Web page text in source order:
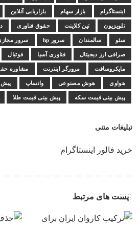
اینستاگرام بازار سهام بازاریابی آنلاین
تلویزیون تین کلاینت حقوق فناوری
سئو سالمندان سرور hp سرور
صرافی ارز دیجیتال فناوری آسیا فوتبال
مایکروسافت مرورگر اینترنت مشاوره
هواوی هوش مصنوعی واتساپ پیش
پیش بینی قیمت سکه پیش بینی قیمت طلا
تبلیغات متنی
خرید فالور اینستاگرام
پست های مرتبط